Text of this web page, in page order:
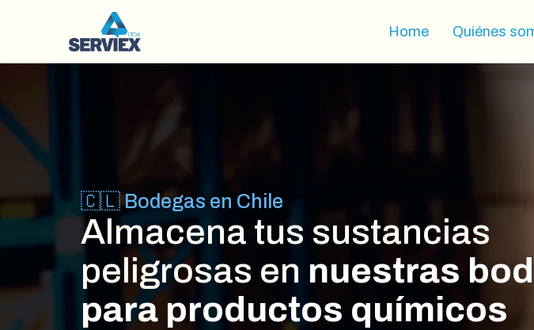
Home Quiénes
🇨🇱 Bodegas en Chile
Almacena tus sustancias
peligrosas en nuestras
para productos químicos